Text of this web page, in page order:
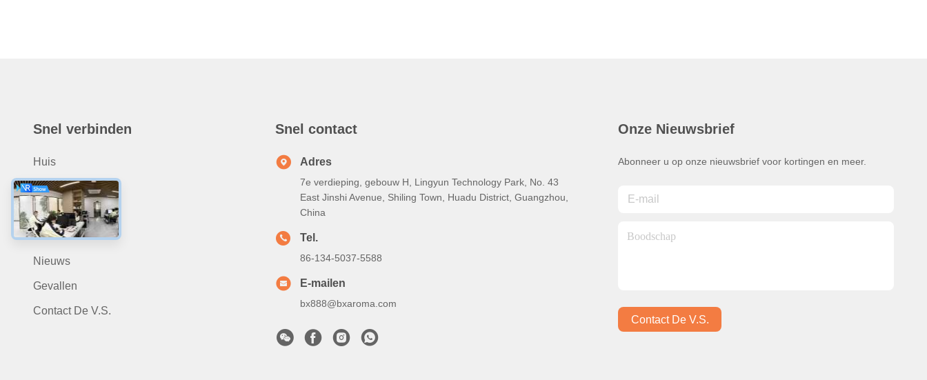
Snel verbinden
Huis
Ongeveer Ons
Producten
Video
Nieuws
Gevallen
Contact De V.S.
Snel contact
Adres
7e verdieping, gebouw H, Lingyun Technology Park, No. 43
East Jinshi Avenue, Shiling Town, Huadu District, Guangzhou,
China
Tel.
86-134-5037-5588
E-mailen
bx888@bxaroma.com
Onze Nieuwsbrief
Abonneer u op onze nieuwsbrief voor kortingen en meer.
Contact De V.s.